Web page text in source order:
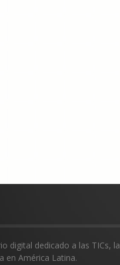
digital dedicado a las TICs, la
en América Latina.